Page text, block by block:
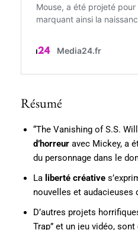
Résumé
“The Vanishing of S.S.
d’horreur avec Mickey, a
du personnage dans le
La liberté créative
nouvelles et audacieuses
D’autres projets
Trap” et un jeu vidéo,